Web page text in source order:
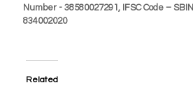
Number - 38580027291, IFSC Code –
834002020
Related